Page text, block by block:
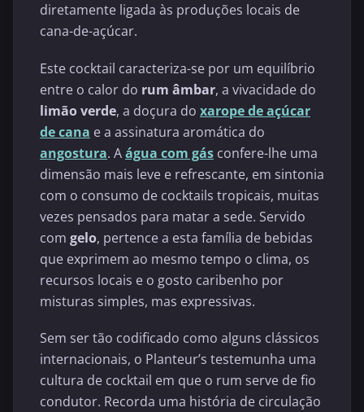
diretamente ligada às produções locais de
cana-de-açúcar.
Este cocktail caracteriza-se por um equilíbrio
entre o calor do rum âmbar, a vivacidade do
limão verde, a doçura do xarope de açúcar
de cana e a assinatura aromática do
angostura. Aágua com gás confere-lhe uma
dimensão mais leve e refrescante, em sintonia
com o consumo de cocktails tropicais, muitas
vezes pensados para matar a sede. Servido
com gelo, pertence a esta família de bebidas
que exprimem ao mesmo tempo o clima, os
recursos locais e o gosto caribenho por
misturas simples, mas expressivas.
Sem ser tão codificado como alguns clássicos
internacionais, o Planteur’s testemunha uma
cultura de cocktail em que o rum serve de fio
condutor. Recorda uma história de circulação